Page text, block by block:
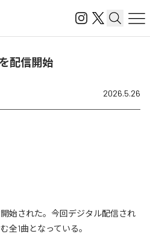
配信開始
2026.5.26
開始された。今回デジタル配信され
全1曲となっている。